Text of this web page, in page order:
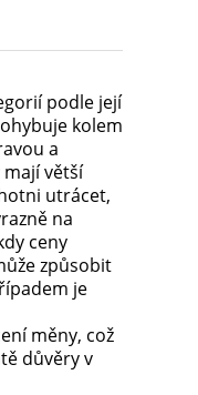
podle její
kolem
a
větší
utrácet,
na
ceny
způsobit
je
měny, což
důvěry v